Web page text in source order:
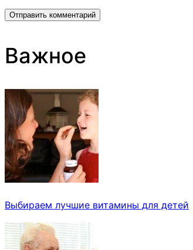
Важное
Выбираем лучшие витамины для детей